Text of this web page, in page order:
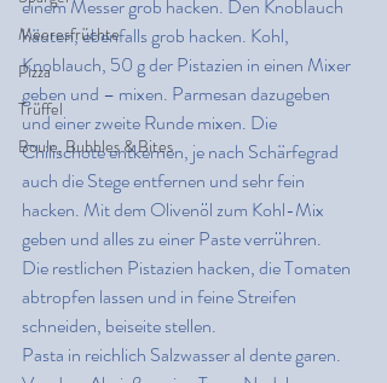
Meeresfrüchte
Pizza
Trüffel
Boule, Bubbles & Bites
einem Messer grob hacken. Den Knoblauch
häuten, ebenfalls grob hacken. Kohl,
Knoblauch, 50 g der Pistazien in einen Mixer
geben und – mixen. Parmesan dazugeben
und einer zweite Runde mixen. Die
Chilischote entkernen, je nach Schärfegrad
auch die Stege entfernen und sehr fein
hacken. Mit dem Olivenöl zum Kohl-Mix
geben und alles zu einer Paste verrühren.
Die restlichen Pistazien hacken, die Tomaten
abtropfen lassen und in feine Streifen
schneiden, beiseite stellen.
Pasta in reichlich Salzwasser al dente garen.